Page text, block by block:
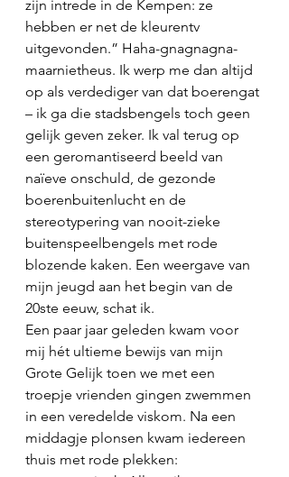
zijn intrede in de Kempen: ze
hebben er net de kleurentv
uitgevonden.” Haha-gnagnagna-
maarnietheus. Ik werp me dan altijd
op als verdediger van dat boerengat
– ik ga die stadsbengels toch geen
gelijk geven zeker. Ik val terug op
een geromantiseerd beeld van
naïeve onschuld, de gezonde
boerenbuitenlucht en de
stereotypering van nooit-zieke
buitenspeelbengels met rode
blozende kaken. Een weergave van
mijn jeugd aan het begin van de
20ste eeuw, schat ik.
Een paar jaar geleden kwam voor
mij hét ultieme bewijs van mijn
Grote Gelijk toen we met een
troepje vrienden gingen zwemmen
in een veredelde viskom. Na een
middagje plonsen kwam iedereen
thuis met rode plekken: